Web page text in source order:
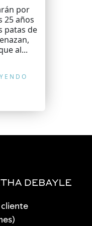
por
25 años
patas de
al...